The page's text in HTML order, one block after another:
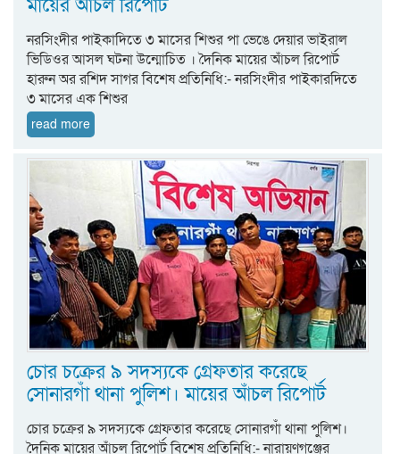
মায়ের আঁচল রিপোর্ট
নরসিংদীর পাইকাদিতে ৩ মাসের শিশুর পা ভেঙে দেয়ার ভাইরাল
ভিডিওর আসল ঘটনা উন্মোচিত । দৈনিক মায়ের আঁচল রিপোর্ট
হারুন অর রশিদ সাগর বিশেষ প্রতিনিধি:- নরসিংদীর পাইকারদিতে
৩ মাসের এক শিশুর
read more
চোর চক্রের ৯ সদস্যকে গ্রেফতার করেছে
সোনারগাঁ থানা পুলিশ। মায়ের আঁচল রিপোর্ট
চোর চক্রের ৯ সদস্যকে গ্রেফতার করেছে সোনারগাঁ থানা পুলিশ।
দৈনিক মায়ের আঁচল রিপোর্ট বিশেষ প্রতিনিধি:- নারায়ণগঞ্জের